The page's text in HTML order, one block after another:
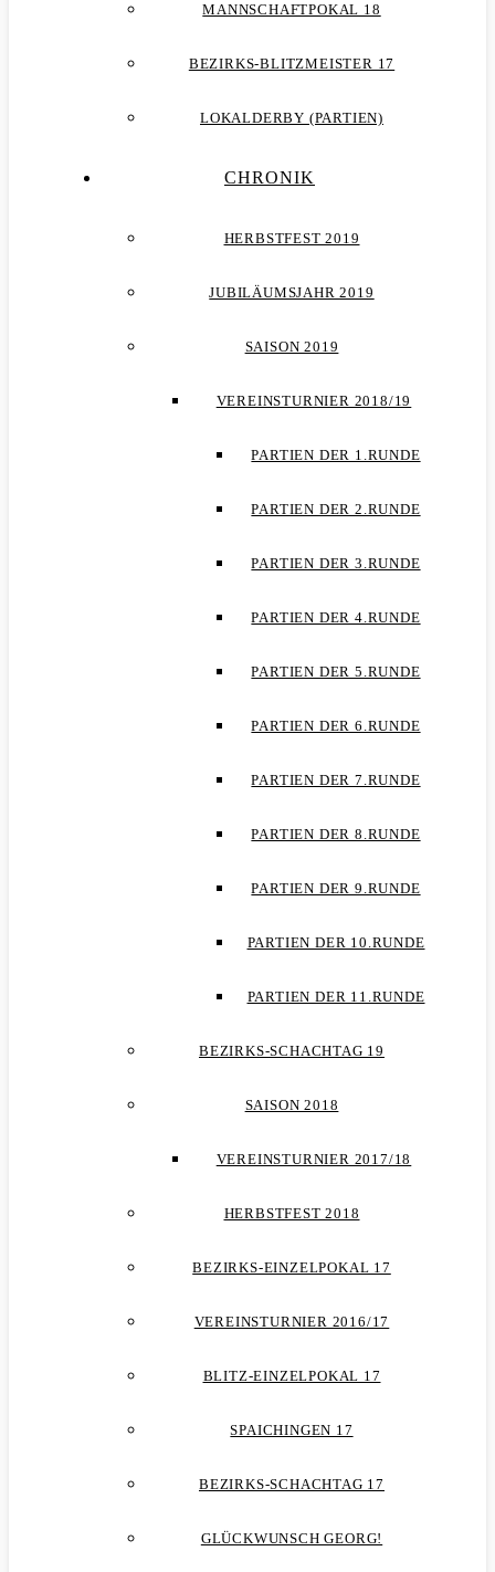
MANNSCHAFTPOKAL 18
BEZIRKS-BLITZMEISTER 17
LOKALDERBY (PARTIEN)
CHRONIK
HERBSTFEST 2019
JUBILÄUMSJAHR 2019
SAISON 2019
VEREINSTURNIER 2018/19
PARTIEN DER 1.RUNDE
PARTIEN DER 2.RUNDE
PARTIEN DER 3.RUNDE
PARTIEN DER 4.RUNDE
PARTIEN DER 5.RUNDE
PARTIEN DER 6.RUNDE
PARTIEN DER 7.RUNDE
PARTIEN DER 8.RUNDE
PARTIEN DER 9.RUNDE
PARTIEN DER 10.RUNDE
PARTIEN DER 11.RUNDE
BEZIRKS-SCHACHTAG 19
SAISON 2018
VEREINSTURNIER 2017/18
HERBSTFEST 2018
BEZIRKS-EINZELPOKAL 17
VEREINSTURNIER 2016/17
BLITZ-EINZELPOKAL 17
SPAICHINGEN 17
BEZIRKS-SCHACHTAG 17
GLÜCKWUNSCH GEORG!